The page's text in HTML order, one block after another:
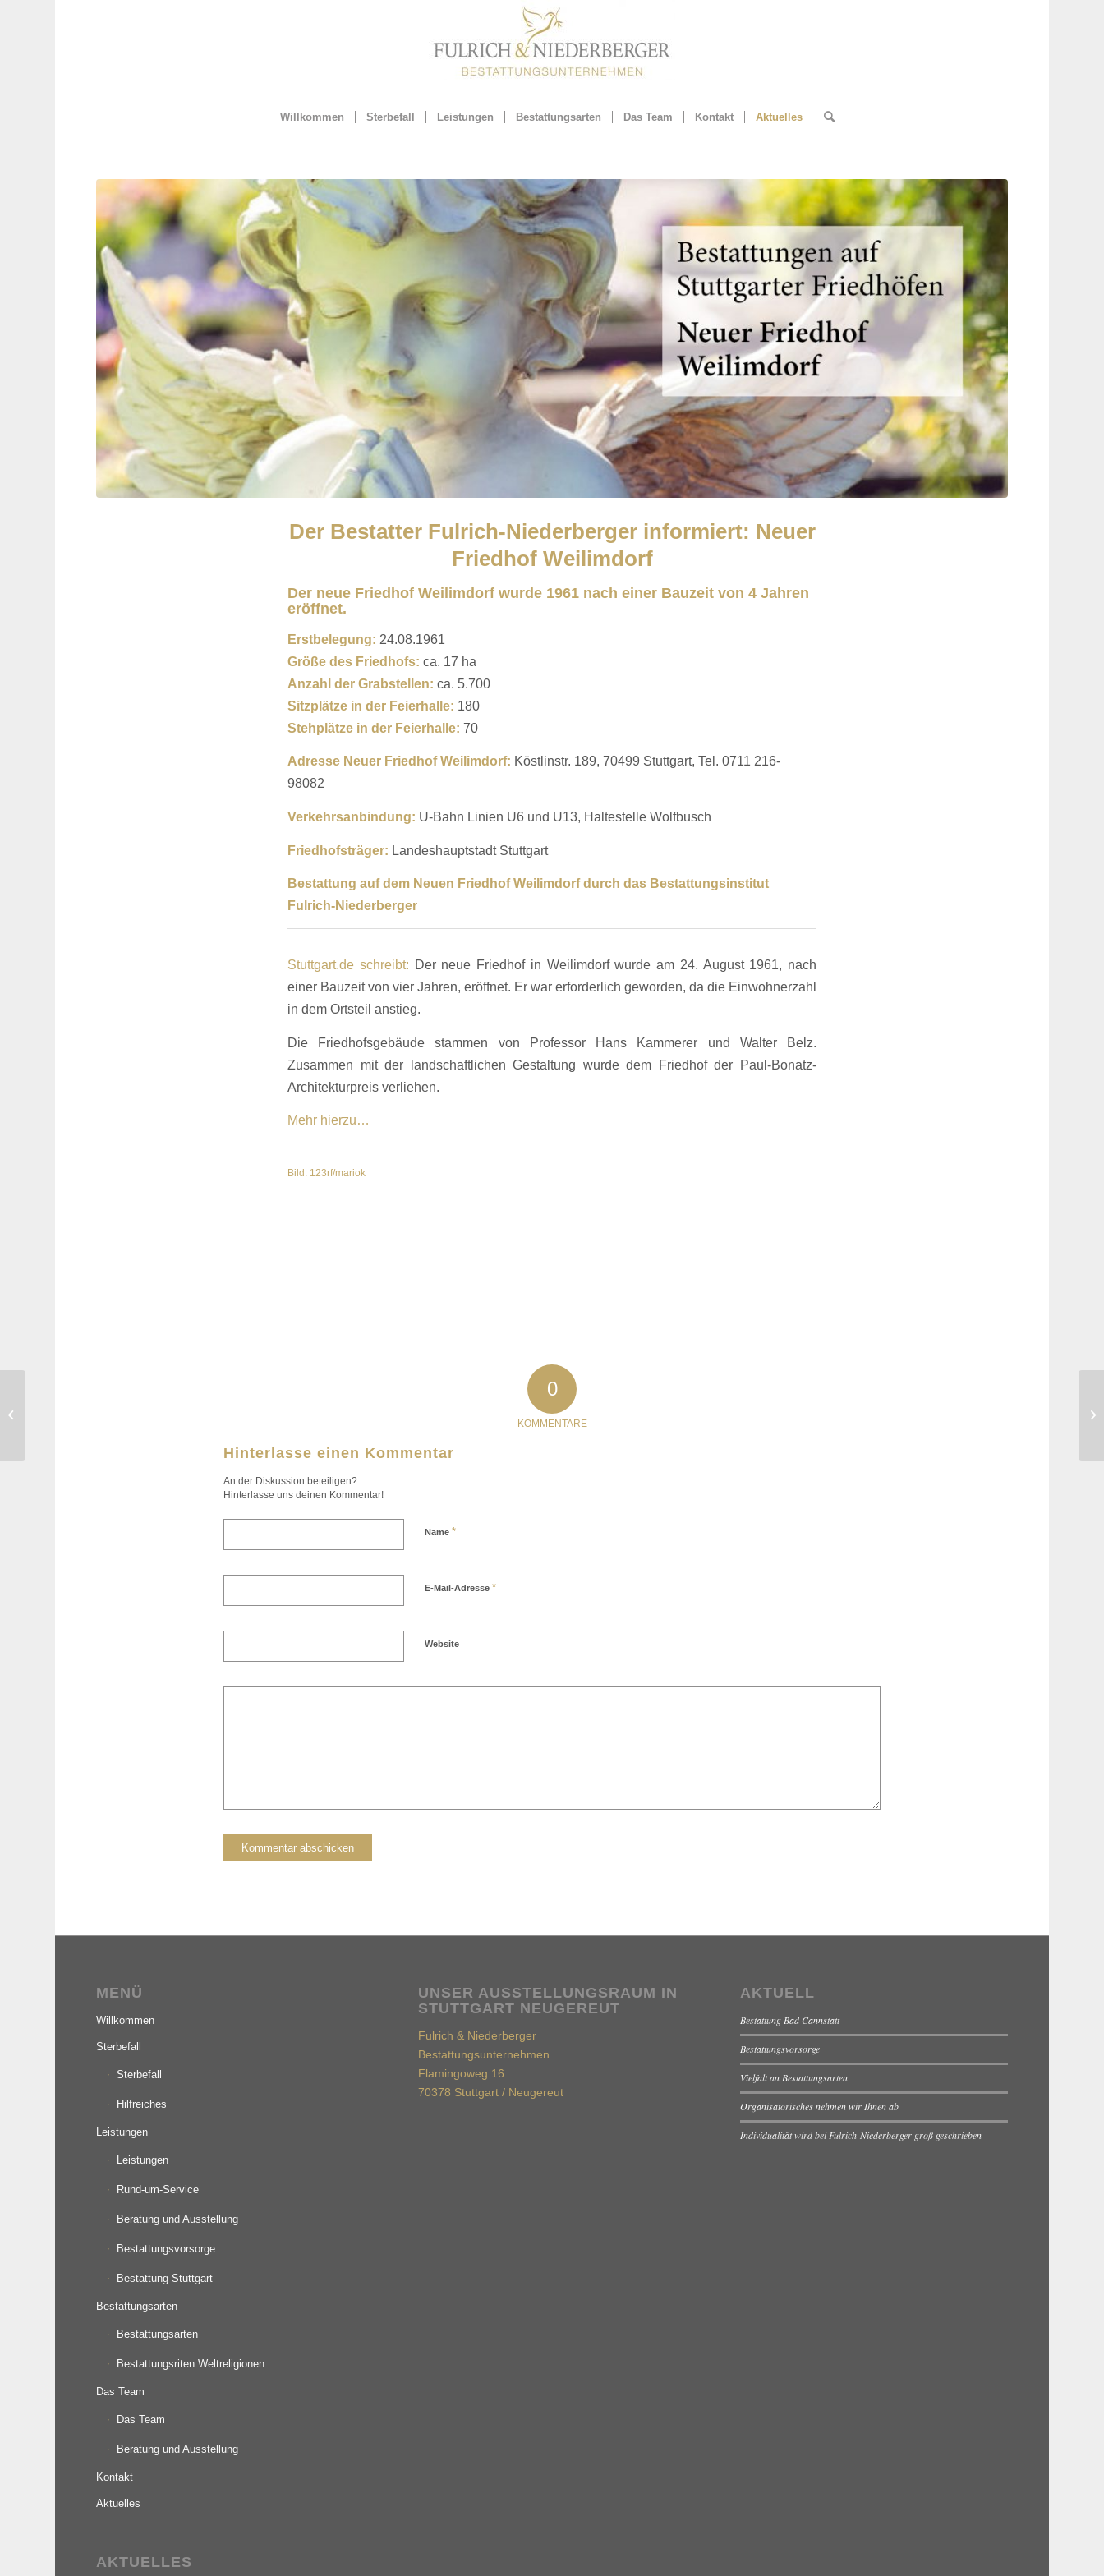
Willkommen Sterbefall Leistungen Bestattungsarten Das Team Kontakt Aktuelles
Der Bestatter Fulrich-Niederberger informiert: Neuer
Friedhof Weilimdorf
Der neue Friedhof Weilimdorf wurde 1961 nach einer Bauzeit von 4 Jahren
eröffnet.
Erstbelegung: 24.08.1961
Größe des Friedhofs: ca. 17 ha
Anzahl der Grabstellen: ca. 5.700
Sitzplätze in der Feierhalle: 180
Stehplätze in der Feierhalle: 70
Adresse Neuer Friedhof Weilimdorf: Köstlinstr. 189, 70499 Stuttgart, Tel. 0711 216-
98082
Verkehrsanbindung: U-Bahn Linien U6 und U13, Haltestelle Wolfbusch
Friedhofsträger: Landeshauptstadt Stuttgart
Bestattung auf dem Neuen Friedhof Weilimdorfdurch das Bestattungsinstitut
Fulrich-Niederberger
Stuttgart.de schreibt: Der neue Friedhof in Weilimdorf wurde am 24. August 1961, nach
einer Bauzeit von vier Jahren, eröffnet. Er war erforderlich geworden, da die Einwohnerzahl
in dem Ortsteil anstieg.
Die Friedhofsgebäude stammen von Professor Hans Kammerer und Walter Belz.
Zusammen mit der landschaftlichen Gestaltung wurde dem Friedhof der Paul-Bonatz-
Architekturpreis verliehen.
Mehr hierzu…
Bild: 123rf/mariok
0
KOMMENTARE
Hinterlasse einen Kommentar
An der Diskussion beteiligen?
Hinterlasse uns deinen Kommentar!
Name *
E-Mail-Adresse *
Website
MENÜ
Willkommen
Sterbefall
Sterbefall
Hilfreiches
Leistungen
Leistungen
Rund-um-Service
Beratung und Ausstellung
Bestattungsvorsorge
Bestattung Stuttgart
Bestattungsarten
Bestattungsarten
Bestattungsriten Weltreligionen
Das Team
Das Team
Beratung und Ausstellung
Kontakt
Aktuelles
AKTUELLES
UNSER AUSSTELLUNGSRAUM IN
STUTTGART NEUGEREUT
Fulrich & Niederberger
Bestattungsunternehmen
Flamingoweg 16
70378 Stuttgart / Neugereut
AKTUELL
Bestattung Bad Cannstatt
Bestattungsvorsorge
Vielfalt an Bestattungsarten
Organisatorisches nehmen wir Ihnen ab
Individualität wird bei Fulrich-Niederberger groß geschrieben